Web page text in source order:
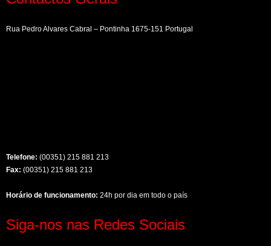
Rua Pedro Alvares Cabral – Pontinha 1675-151 Portugal
Telefone: (00351) 215 881 213
Fax: (00351) 215 881 213
Horário de funcionamento: 24h por dia em todo o país
Siga-nos nas Redes Sociais